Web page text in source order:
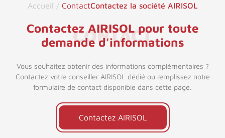
Accueil / ContactContactez la société AIRISOL
CONTACT
Contactez AIRISOL pour toute
demande d'informations
Vous souhaitez obtenir des informations complémentaires ?
Contactez votre conseiller AIRISOL dédié ou remplissez notre
formulaire de contact disponible dans cette page.
Contactez AIRISOL